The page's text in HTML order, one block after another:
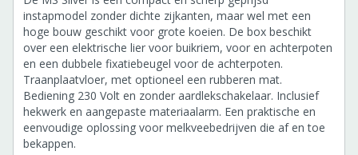
instapmodel zonder dichte zijkanten, maar wel met een
hoge bouw geschikt voor grote koeien. De box beschikt
over een elektrische lier voor buikriem, voor en achterpoten
en een dubbele fixatiebeugel voor de achterpoten.
Traanplaatvloer, met optioneel een rubberen mat.
Bediening 230 Volt en zonder aardlekschakelaar. Inclusief
hekwerk en aangepaste materiaalarm. Een praktische en
eenvoudige oplossing voor melkveebedrijven die af en toe
bekappen.